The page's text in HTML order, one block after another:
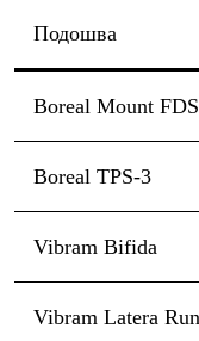
Подошва
Boreal Mount
Boreal TPS-3
Vibram Bifida
Vibram Latera Run